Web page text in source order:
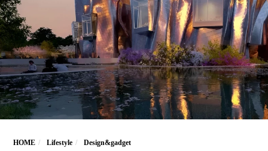
HOME Lifestyle Design&gadget